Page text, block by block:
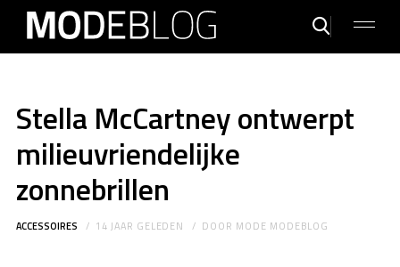
Stella McCartney ontwerpt
milieuvriendelijke
zonnebrillen
ACCESSOIRES 14 JAAR GELEDEN DOOR MODE MODEBLOG